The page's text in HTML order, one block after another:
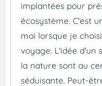
implantées pour
écosystème. C'est
moi lorsque je
voyage. L'idée d'un
la nature sont au
séduisante. Peut-